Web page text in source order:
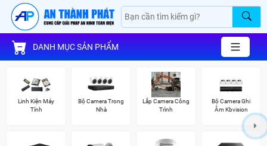
DANH MỤC SẢN PHẨM
Linh Kiện Máy
Tính
Bộ Camera Trong
Nhà
Lắp Camera Công
Trình
Bộ Camera Ghi
Âm Kbvision